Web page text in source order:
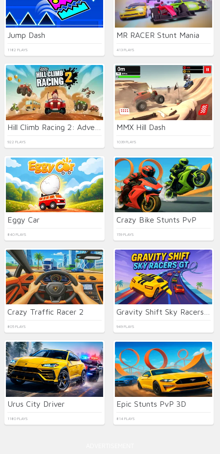
Jump Dash
1182 PLAYS
MR RACER Stunt Mania
413 PLAYS
922 PLAYS
MMX Hill Dash
1039 PLAYS
Eggy Car
840 PLAYS
Crazy Bike Stunts PvP
159 PLAYS
Crazy Traffic Racer 2
805 PLAYS 949 PLAYS
Urus City Driver
1180 PLAYS
Epic Stunts PvP 3D
814 PLAYS